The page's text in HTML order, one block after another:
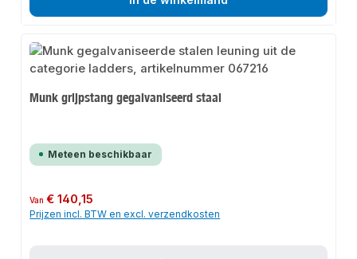
Munk grijpstang gegalvaniseerd staal
Meteen beschikbaar
Normale prijs:
Van€ 140,15
Prijzen incl. BTW en excl. verzendkosten